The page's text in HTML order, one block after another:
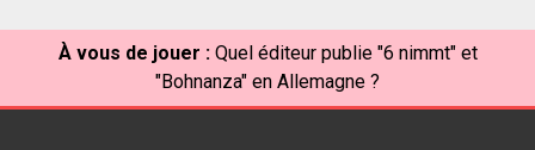
À vous de jouer : Quel éditeur publie "6 nimmt" et
"Bohnanza" en Allemagne ?